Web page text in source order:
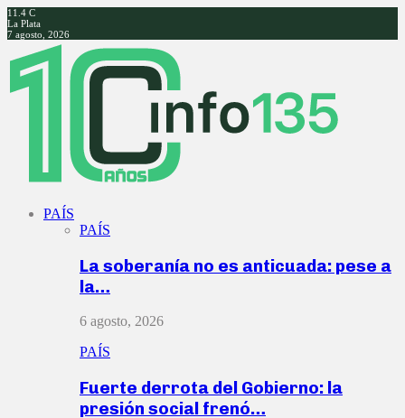
11.4 C
La Plata
7 agosto, 2026
Facebook
Twitter
Instagram
Youtube
PAÍS
PAÍS
La soberanía no es anticuada: pese a
la…
6 agosto, 2026
PAÍS
Fuerte derrota del Gobierno: la
presión social frenó…